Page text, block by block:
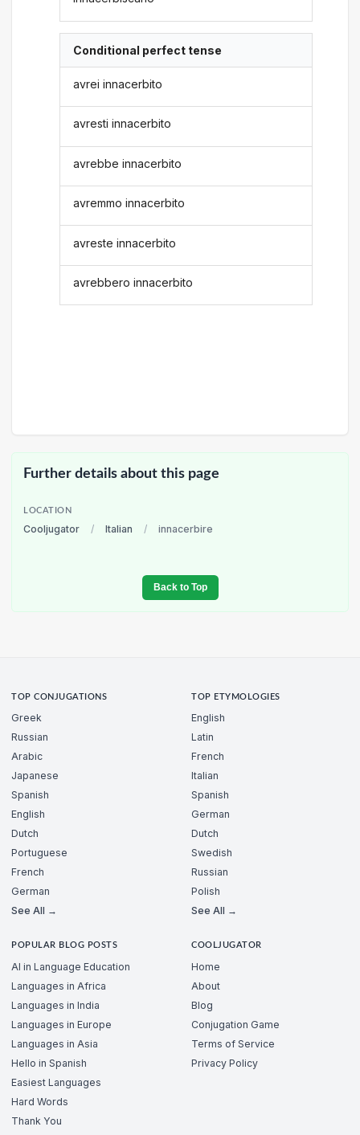
Conditional perfect tense
avrei innacerbito
avresti innacerbito
avrebbe innacerbito
avremmo innacerbito
avreste innacerbito
avrebbero innacerbito
Further details about this page
LOCATION
Cooljugator / Italian / innacerbire
Back to Top
TOP CONJUGATIONS
Greek
Russian
Arabic
Japanese
Spanish
English
Dutch
Portuguese
French
German
See All →
TOP ETYMOLOGIES
English
Latin
French
Italian
Spanish
German
Dutch
Swedish
Russian
Polish
See All →
POPULAR BLOG POSTS
AI in Language Education
Languages in Africa
Languages in India
Languages in Europe
Languages in Asia
Hello in Spanish
Easiest Languages
Hard Words
Thank You
COOLJUGATOR
Home
About
Blog
Conjugation Game
Terms of Service
Privacy Policy